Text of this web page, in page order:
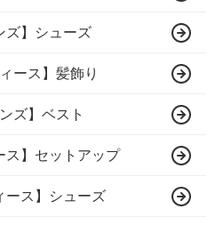
ズ】シューズ
ィース】髪飾り
ンズ】ベスト
ス】セットアップ
ース】シューズ